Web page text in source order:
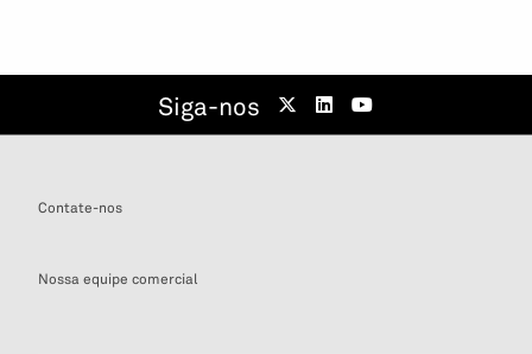
Siga-nos
Contate-nos
Nossa equipe comercial